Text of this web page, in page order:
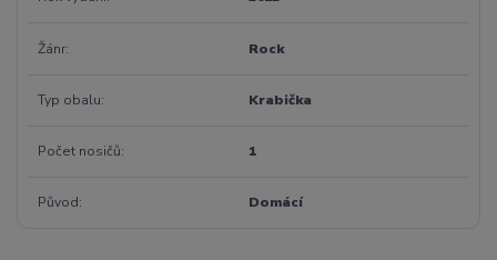
Žánr Rock
Typ obalu Krabička
Počet nosičů 1
Původ Domácí